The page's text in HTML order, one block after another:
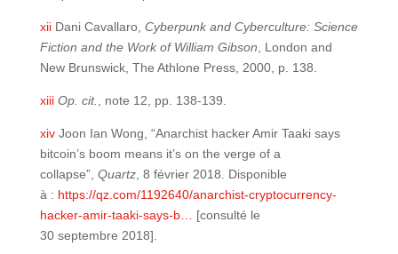
xiiDani Cavallaro, Cyberpunk and Cyberculture: Science
Fiction and the Work of William Gibson, London and
New Brunswick, The Athlone Press, 2000, p. 138.
xiii Op. cit., note 12, pp. 138-139.
xivJoon Ian Wong, “Anarchist hacker Amir Taaki says
bitcoin’s boom means it’s on the verge of a
collapse”, Quartz, 8 février 2018. Disponible
à : https://qz.com/1192640/anarchist-cryptocurrency-
hacker-amir-taaki-says-b… [consulté le
30 septembre 2018].